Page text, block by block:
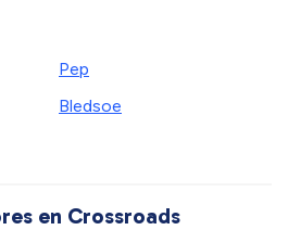
Pep
Bledsoe
en Crossroads